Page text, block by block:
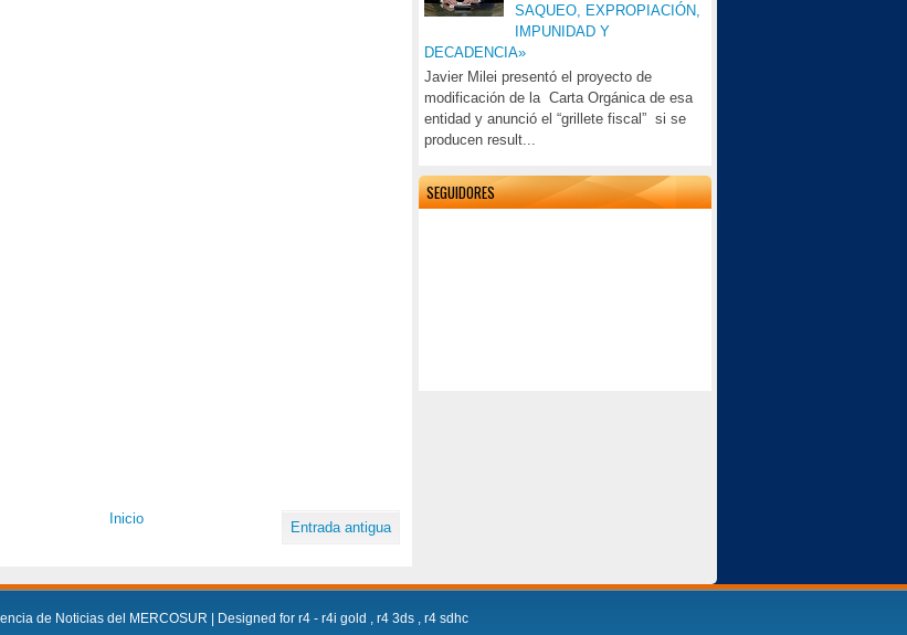
SAQUEO, EXPROPIACIÓN,
IMPUNIDAD Y
DECADENCIA»
Javier Milei presentó el proyecto de
modificación de la Carta Orgánica de esa
entidad y anunció el “grillete fiscal” si se
producen result...
SEGUIDORES
Entrada antigua
Inicio
de Noticias del MERCOSUR | Designed for r4 - r4i gold , r4 3ds , r4 sdhc